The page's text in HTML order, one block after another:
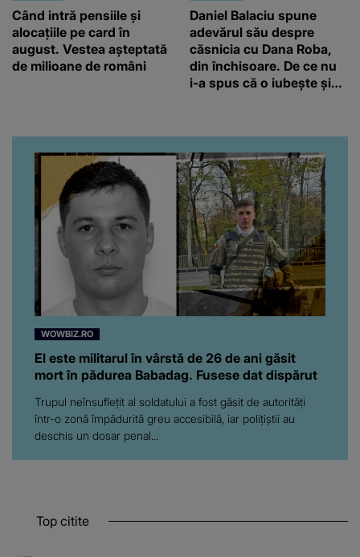
Când intră pensiile și
alocațiile pe card în
august. Vestea așteptată
de milioane de români
Daniel Balaciu spune
adevărul său despre
căsnicia cu Dana Roba,
din închisoare. De ce nu
i-a spus că o iubește și
“Am suflet mare. Eu am
ajutat-o.”
WOWBIZ.RO
El este militarul în vârstă de 26 de ani găsit
mort în pădurea Babadag. Fusese dat dispărut
Trupul neînsuflețit al soldatului a fost găsit de autorități
într-o zonă împădurită greu accesibilă, iar polițiștii au
deschis un dosar penal...
Top citite